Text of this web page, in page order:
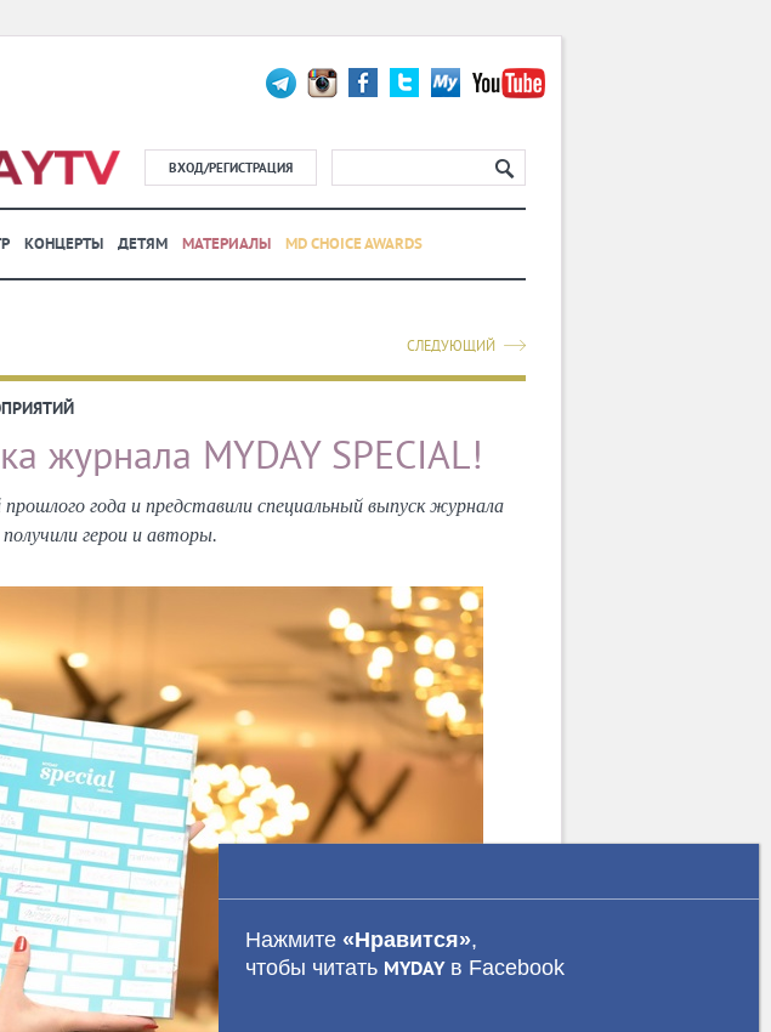
ВХОД/РЕГИСТРАЦИЯ
КОНЦЕРТЫ ДЕТЯМ МАТЕРИАЛЫ MD CHOICE AWARDS
СЛЕДУЮЩИЙ
журнала MYDAY SPECIAL!
года и представили специальный выпуск журнала
герои и авторы.
Нажмите «Нравится»,
чтобы читать MYDAYв Facebook